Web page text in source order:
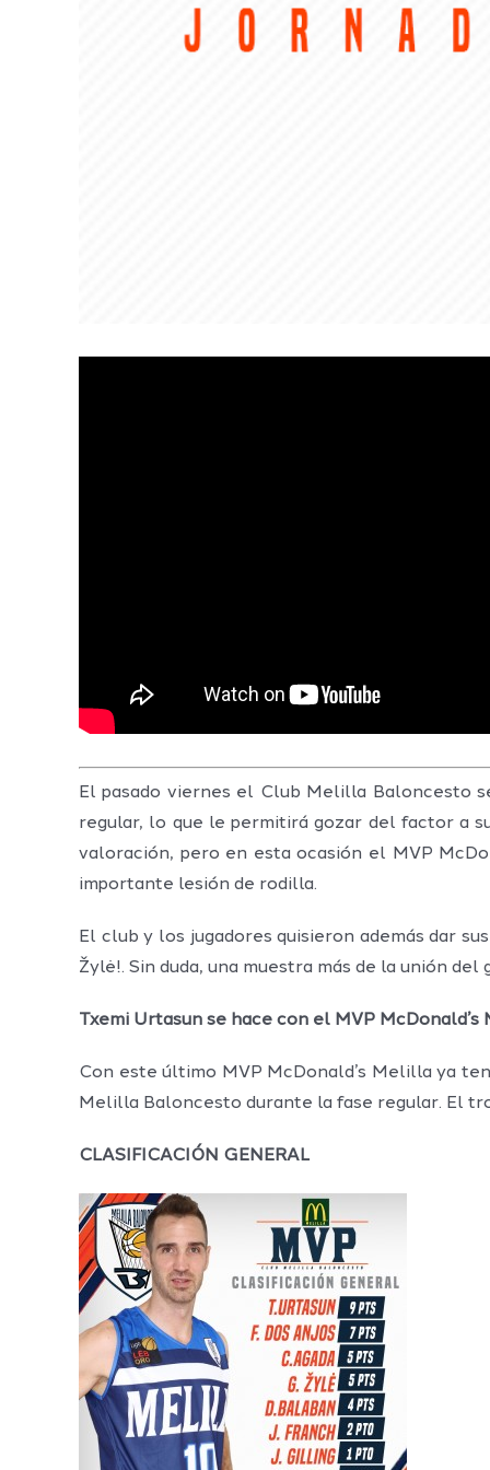
El pasado viernes el Club Melilla Baloncesto
regular, lo que le permitirá gozar del factor a
valoración, pero en esta ocasión el MVP
importante lesión de rodilla.
El club y los jugadores quisieron además dar
Žylė!. Sin duda, una muestra más de la unión del
Txemi Urtasun se hace con el MVP McDonald’s
Con este último MVP McDonald’s Melilla ya
Melilla Baloncesto durante la fase regular. El
CLASIFICACIÓN GENERAL